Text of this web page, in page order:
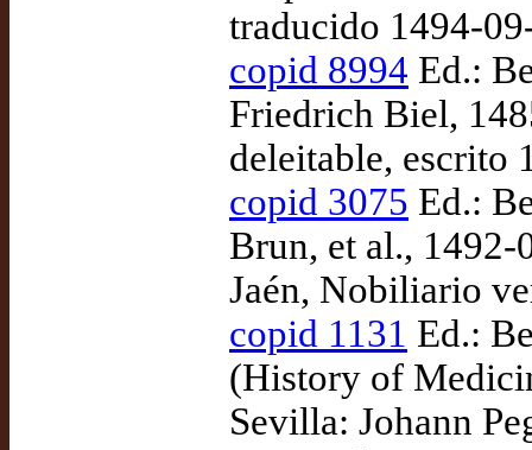
traducido 1494-
copid 8994 Ed.:
Friedrich Biel,
deleitable, escrito
copid 3075 Ed.:
Brun, et al.,
Jaén, Nobiliario
copid 1131 Ed.:
(History of
Sevilla: Johann